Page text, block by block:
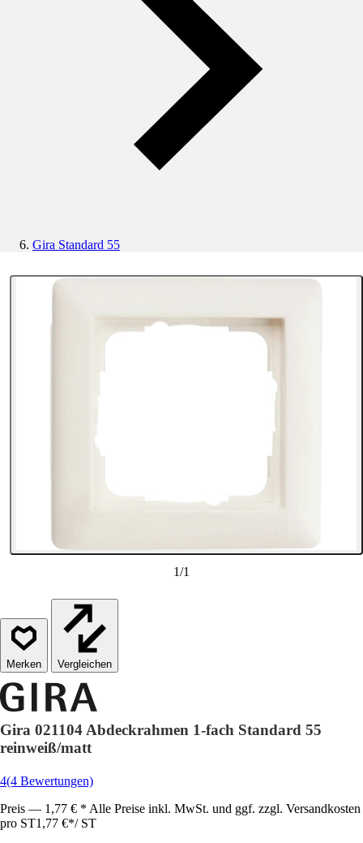
Gira Standard 55
1/1
Vergleichen
Gira 021104 Abdeckrahmen 1-fach Standard 55
reinweiß/matt
4(4 Bewertungen)
Preis — 1,77 € * Alle Preise inkl. MwSt. und ggf. zzgl. Versandkosten
pro ST1,77 €*/ ST